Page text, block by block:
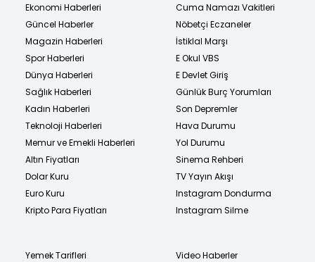
Ekonomi Haberleri
Güncel Haberler
Magazin Haberleri
Spor Haberleri
Dünya Haberleri
Sağlık Haberleri
Kadın Haberleri
Teknoloji Haberleri
Memur ve Emekli Haberleri
Altın Fiyatları
Dolar Kuru
Euro Kuru
Kripto Para Fiyatları
Cuma Namazı Vakitleri
Nöbetçi Eczaneler
İstiklal Marşı
E Okul VBS
E Devlet Giriş
Günlük Burç Yorumları
Son Depremler
Hava Durumu
Yol Durumu
Sinema Rehberi
TV Yayın Akışı
Instagram Dondurma
Instagram Silme
Yemek Tarifleri
Video Haberler